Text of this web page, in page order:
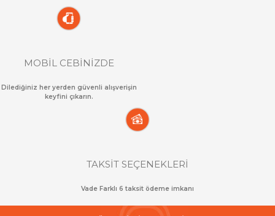
MOBİL CEBİNİZDE
Dilediğiniz her yerden güvenli alışverişin
keyfini çıkarın.
TAKSİT SEÇENEKLERİ
Vade Farklı 6 taksit ödeme imkanı